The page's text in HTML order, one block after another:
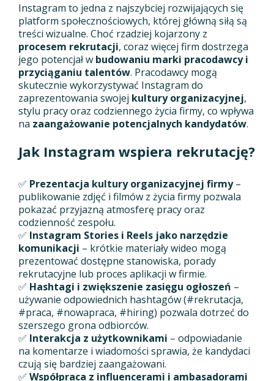
Instagram to jedna z najszybciej rozwijających się
platform społecznościowych, której główną siłą są
treści wizualne. Choć rzadziej kojarzony z
procesem rekrutacji, coraz więcej firm dostrzega
jego potencjał w budowaniu marki pracodawcy i
przyciąganiu talentów. Pracodawcy mogą
skutecznie wykorzystywać Instagram do
zaprezentowania swojej kultury organizacyjnej,
stylu pracy oraz codziennego życia firmy, co wpływa
na zaangażowanie potencjalnych kandydatów.
Jak Instagram wspiera rekrutację?
✅ Prezentacja kultury organizacyjnej firmy–
publikowanie zdjęć i filmów z życia firmy pozwala
pokazać przyjazną atmosferę pracy oraz
codzienność zespołu.
✅ Instagram Stories i Reels jako narzędzie
komunikacji – krótkie materiały wideo mogą
prezentować dostępne stanowiska, porady
rekrutacyjne lub proces aplikacji w firmie.
✅ Hashtagi i zwiększenie zasięgu ogłoszeń –
używanie odpowiednich hashtagów (#rekrutacja,
#praca, #nowapraca, #hiring) pozwala dotrzeć do
szerszego grona odbiorców.
✅ Interakcja z użytkownikami – odpowiadanie
na komentarze i wiadomości sprawia, że kandydaci
czują się bardziej zaangażowani.
✅ Współpraca z influencerami i ambasadorami